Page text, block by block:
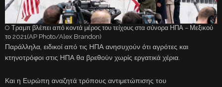
O Τραμπ βλέπει από κοντά μέρος του τείχους στα σύνορα ΗΠΑ – Μεξικού
το 2021(AP Photo/Alex Brandon)
Παράλληλα, ειδικοί από τις ΗΠΑ ανησυχούν ότι αγρότες και
κτηνοτρόφοι στις ΗΠΑ θα βρεθούν χωρίς εργατικά χέρια.
Και η Ευρώπη αναζητά τρόπους αντιμετώπισης του